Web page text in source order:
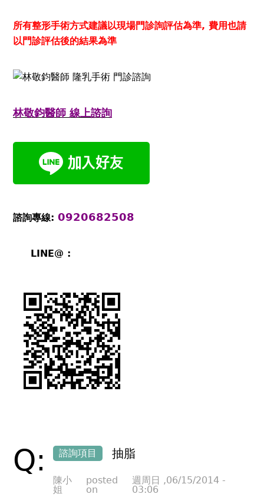
所有整形手術方式建議以現場門診詢評估為準, 費用也請
以門診評估後的結果為準
林敬鈞醫師 線上諮詢
諮詢專線: 0920682508
LINE@ :
Q: 諮詢項目 抽脂
陳小
姐
posted
on
週周日 ,06/15/2014 -
03:06